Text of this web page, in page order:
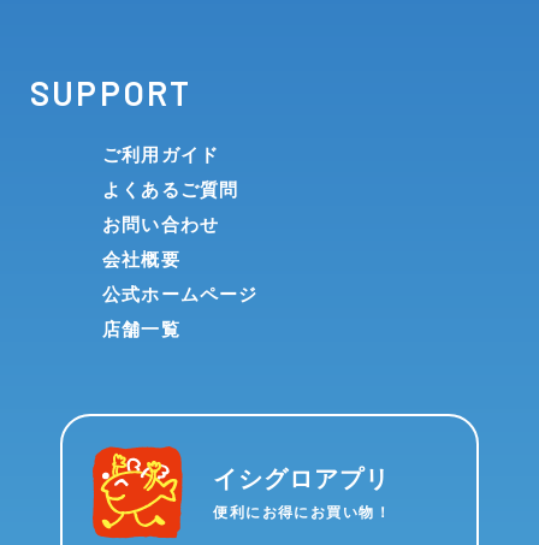
SUPPORT
ご利用ガイド
よくあるご質問
お問い合わせ
会社概要
公式ホームページ
店舗一覧
イシグロアプリ
便利にお得にお買い物！